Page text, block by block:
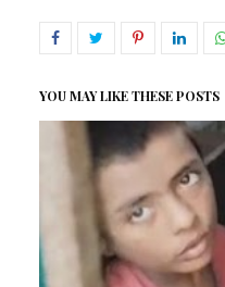
YOU MAY LIKE THESE POSTS